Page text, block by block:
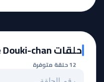
حلقات Ganbare Douki-chan مترجمة
12 حلقة متوفرة
بحث عن حلقة بالرقم